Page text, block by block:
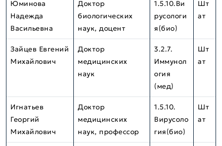
Юминова
Надежда
Васильевна
Доктор
биологических
наук, доцент
1.5.10.Ви
русологи
я(био)
Шт
ат
Зайцев Евгений
Михайлович
Доктор
медицинских
наук
3.2.7.
Иммунол
огия
(мед)
Шт
ат
Игнатьев
Георгий
Михайлович
Доктор
медицинских
наук, профессор
1.5.10.
Вирусоло
гия(био)
Шт
ат